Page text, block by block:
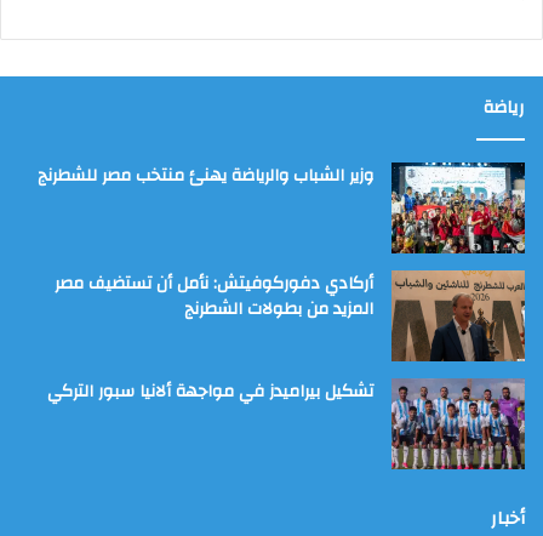
رياضة
وزير الشباب والرياضة يهنئ منتخب مصر للشطرنج
أركادي دفوركوفيتش: نأمل أن تستضيف مصر
المزيد من بطولات الشطرنج
تشكيل بيراميدز في مواجهة ألانيا سبور التركي
أخبار